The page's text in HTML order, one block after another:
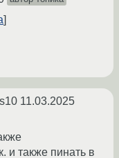
11.03.2025
и также пинать в